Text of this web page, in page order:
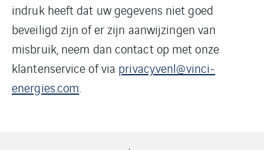
indruk heeft dat uw gegevens niet goed
beveiligd zijn of er zijn aanwijzingen van
misbruik, neem dan contact op met onze
klantenservice of via privacy.venl@vinci-
energies.com.